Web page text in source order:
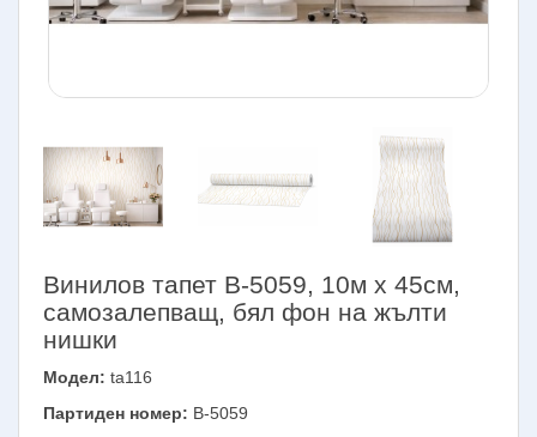
Винилов тапет B-5059, 10м х 45см,
самозалепващ, бял фон на жълти
нишки
Модел: ta116
Партиден номер: B-5059